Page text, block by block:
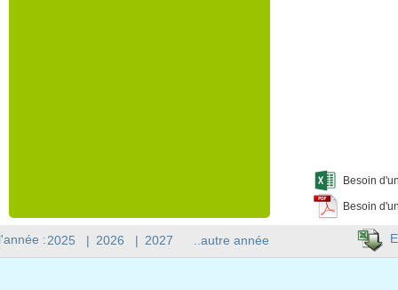
Besoin
Besoin
:2025 | 2026 | 2027 ..autre année